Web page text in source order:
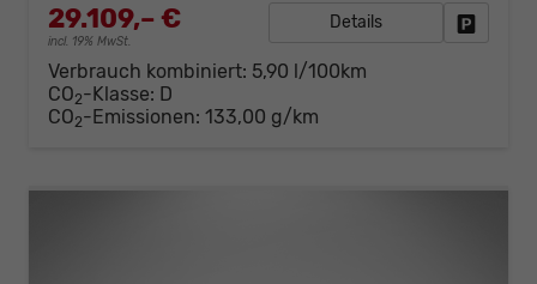
29.109,– €
incl. 19% MwSt.
Details
Verbrauch kombiniert: 5,90 l/100km
CO2-Klasse: D
CO2-Emissionen: 133,00 g/km